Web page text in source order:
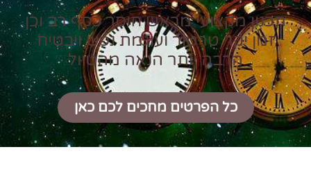
תכנון מקצועי מראש חוסך כסף רב וכן
זמן יקר טרטור ועוגמת נפש ויבטיח
הרבה יותר הנאה מהטיול
כל הפרטים מחכים לכם כאן